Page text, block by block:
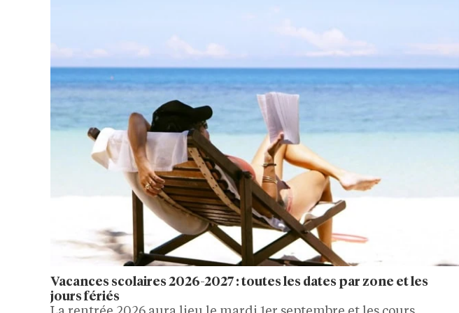
Vacances scolaires 2026-2027 : toutes les dates par zone et les
jours fériés